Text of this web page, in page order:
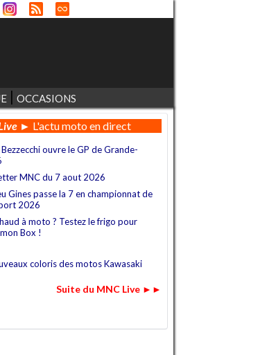
OCCASIONS
► L'actu moto en direct
ouvre le GP de Grande-
MNC du 7 aout 2026
Gines passe la 7 en championnat de
2026
à moto ? Testez le frigo pour
Box !
coloris des motos Kawasaki
Suite du MNC Live ►►